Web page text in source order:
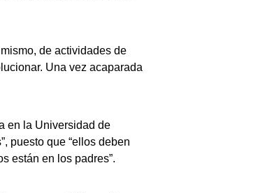
de actividades de
Una vez acaparada
en la Universidad de
puesto que “ellos deben
están en los padres”.